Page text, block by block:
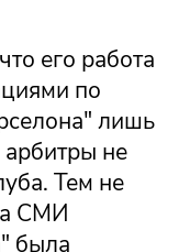
его работа
по
лишь
арбитры не
Тем не
СМИ
была